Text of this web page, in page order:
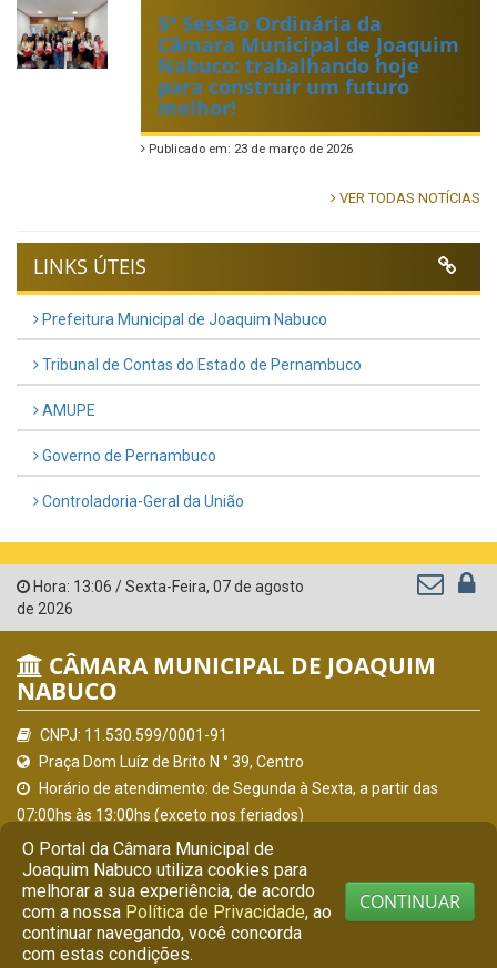
5ª Sessão Ordinária da
Câmara Municipal de Joaquim
Nabuco: trabalhando hoje
para construir um futuro
melhor!
Publicado em: 23 de março de 2026
VER TODAS NOTÍCIAS
LINKS ÚTEIS
Prefeitura Municipal de Joaquim Nabuco
Tribunal de Contas do Estado de Pernambuco
AMUPE
Governo de Pernambuco
Controladoria-Geral da União
Hora: 13:06 /Sexta-Feira, 07 de agosto
de 2026
CÂMARA MUNICIPAL DE JOAQUIM
NABUCO
CNPJ: 11.530.599/0001-91
Praça Dom Luíz de Brito N ° 39, Centro
Horário de atendimento: de Segunda à Sexta, a partir das
07:00hs às 13:00hs (exceto nos feriados)
(81) 9 7341-9901
secretaria@camarajoaquimnabuco.pe.gov.br
Joaquim Nabuco - PE
© Copyright 2026 Câmara Municipal de Joaquim Nabuco |
O Portal da Câmara Municipal de
Joaquim Nabuco utiliza cookies para
melhorar a sua experiência, de acordo
com a nossa Política de Privacidade, ao
continuar navegando, você concorda
com estas condições.
CONTINUAR